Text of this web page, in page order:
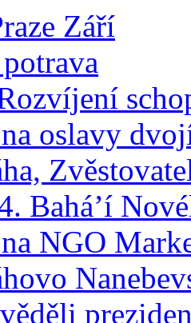
Září
oslavy
Bahá’í
NGO